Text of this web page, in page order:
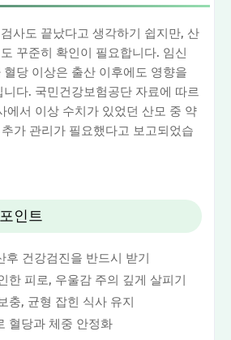
사도 끝났다고 생각하기 쉽지만, 산
꾸준히 확인이 필요합니다. 임신
당 이상은 출산 이후에도 영향을
다. 국민건강보험공단 자료에 따르
에서 이상 수치가 있었던 산모 중 약
가 관리가 필요했다고 보고되었습
인트
후 건강검진을 반드시 받기
한 피로, 우울감 주의 깊게 살피기
충, 균형 잡힌 식사 유지
혈당과 체중 안정화